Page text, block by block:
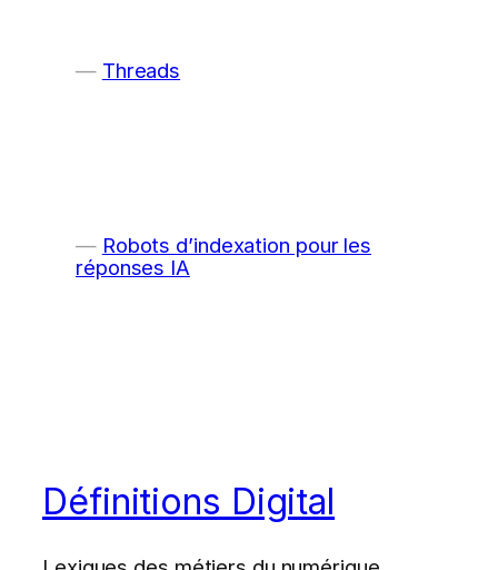
Threads
Robots d’indexation pour les
réponses IA
Définitions Digital